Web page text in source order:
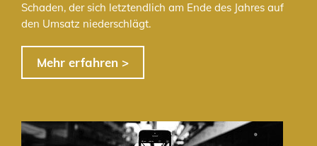
Schaden, der sich letztendlich am Ende des Jahres auf
den Umsatz niederschlägt.
Mehr erfahren >